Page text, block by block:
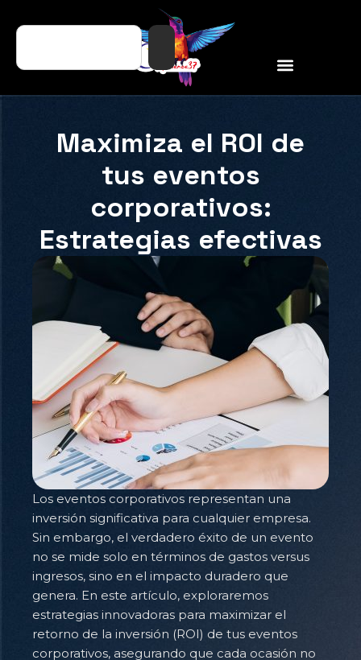
Maximiza el ROI de
tus eventos
corporativos:
Estrategias efectivas
Los eventos corporativos representan una
inversión significativa para cualquier empresa.
Sin embargo, el verdadero éxito de un evento
no se mide solo en términos de gastos versus
ingresos, sino en el impacto duradero que
genera. En este artículo, exploraremos
estrategias innovadoras para maximizar el
retorno de la inversión (ROI) de tus eventos
corporativos, asegurando que cada ocasión no